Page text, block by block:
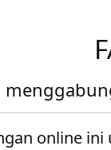
online